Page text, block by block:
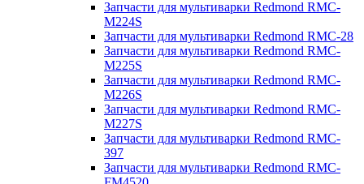
Запчасти для мультиварки Redmond RMC-
M224S
Запчасти для мультиварки Redmond RMC-28
Запчасти для мультиварки Redmond RMC-
M225S
Запчасти для мультиварки Redmond RMC-
M226S
Запчасти для мультиварки Redmond RMC-
M227S
Запчасти для мультиварки Redmond RMC-
397
Запчасти для мультиварки Redmond RMC-